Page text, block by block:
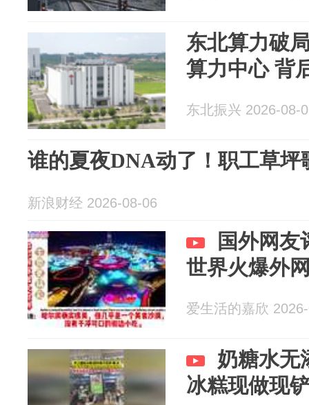
东北算力破
算力中心 背
东北振兴 2026-08-
谁的夏夜DNA动了！职工草坪
新浪财经 2026-08-06
国外网友
世界火爆外
爱生活的嘉欣
奶糖水无
冰糕现做现